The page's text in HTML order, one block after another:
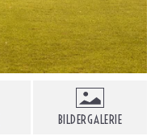
BILDERGALERIE